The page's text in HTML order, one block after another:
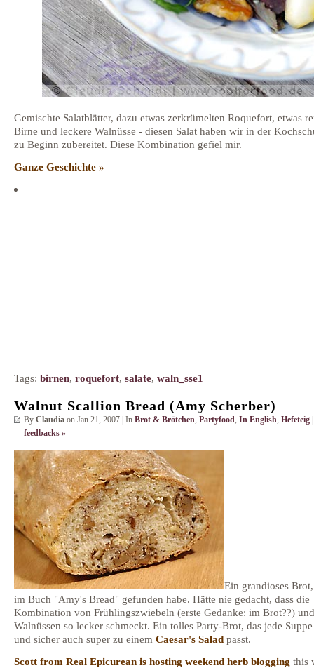
Gemischte Salatblätter, dazu etwas zerkrümelten Roquefort, etwas
Birne und leckere Walnüsse - diesen Salat haben wir in der
zu Beginn zubereitet. Diese Kombination gefiel mir.
Ganze Geschichte »
Tags: birnen, roquefort, salate, waln_sse1
Walnut Scallion Bread (Amy Scherber)
By Claudia on Jan 21, 2007 | In Brot & Brötchen, Partyfood, In English, Hefeteig
feedbacks »
Ein grandioses
im Buch "Amy's Bread" gefunden habe. Hätte nie gedacht, dass die
Kombination von Frühlingszwiebeln (erste Gedanke: im Brot??) und
Walnüssen so lecker schmeckt. Ein tolles Party-Brot, das jede
und sicher auch super zu einem Caesar's Salad passt.
Scott from Real Epicurean is hosting weekend herb blogging this